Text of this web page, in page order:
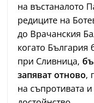
на въстаналото
редиците на
до Врачанския
когато България
при Сливница,
запяват отново,
на съпротивата